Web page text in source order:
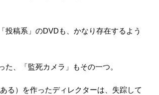
投稿系」のDVDも、かなり存在するよう
、「監死カメラ」もその一つ。
る）を作ったディレクターは、失踪して